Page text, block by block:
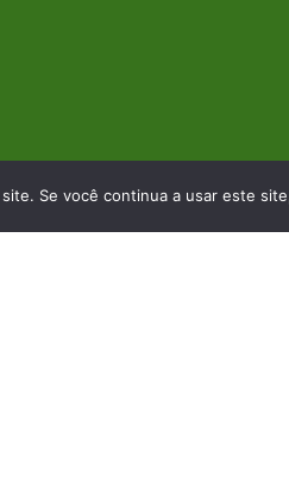
Se você continua a usar este